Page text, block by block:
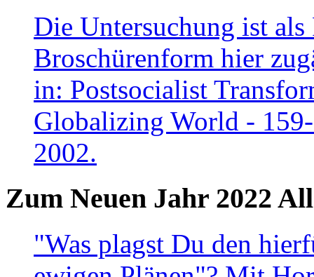
Die Untersuchung ist
Broschürenform hier
in: Postsocialist
Globalizing World -
2002.
Zum Neuen Jahr 2022
"Was plagst Du den